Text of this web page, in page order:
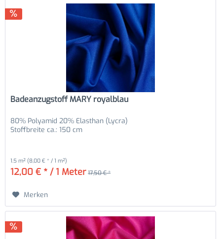
Badeanzugstoff MARY royalblau
80% Polyamid 20% Elasthan (Lycra)
Stoffbreite ca.: 150 cm
1.5 m² (8,00 € * / 1 m²)
12,00 € * / 1 Meter 17,50 € *
Merken